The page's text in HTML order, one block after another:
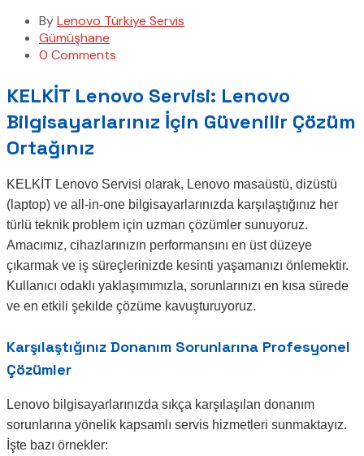
ByLenovo Türkiye Servis
Gümüşhane
0 Comments
KELKİT Lenovo Servisi: Lenovo
Bilgisayarlarınız İçin Güvenilir Çözüm
Ortağınız
KELKİT Lenovo Servisi olarak, Lenovo masaüstü, dizüstü
(laptop) ve all-in-one bilgisayarlarınızda karşılaştığınız her
türlü teknik problem için uzman çözümler sunuyoruz.
Amacımız, cihazlarınızın performansını en üst düzeye
çıkarmak ve iş süreçlerinizde kesinti yaşamanızı önlemektir.
Kullanıcı odaklı yaklaşımımızla, sorunlarınızı en kısa sürede
ve en etkili şekilde çözüme kavuşturuyoruz.
Karşılaştığınız Donanım Sorunlarına Profesyonel
Çözümler
Lenovo bilgisayarlarınızda sıkça karşılaşılan donanım
sorunlarına yönelik kapsamlı servis hizmetleri sunmaktayız.
İşte bazı örnekler: